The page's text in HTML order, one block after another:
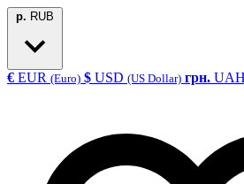
р. RUB
€ EUR (Euro) $ USD (US Dollar) грн. UAH